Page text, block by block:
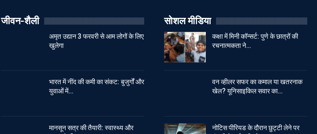
जीवन-शैली
अमृत उद्यान 3 फरवरी से आम लोगों के लिए
खुलेगा
भारत में नींद की कमी का संकट: बुजुर्गों और
युवाओं में…
मानसून सत्र की तैयारी: स्वास्थ्य और
सोशल मीडिया
कक्षा में मिनी कॉन्सर्ट: पुणे के छात्रों की
रचनात्मकता ने…
वन व्हीलर सफर का कमाल या खतरनाक
खेल? यूनिसाइकिल सवार का…
नोटिस पीरियड के दौरान छुट्टी लेने पर